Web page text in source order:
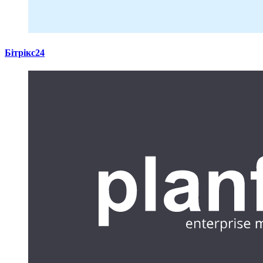
Бітрікс24